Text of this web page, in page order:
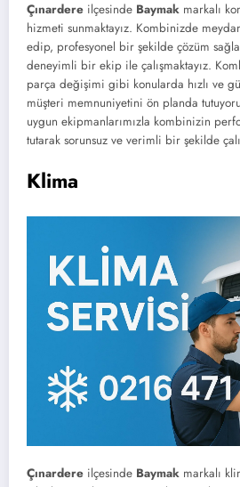
Çınardere ilçesinde Baymak markalı
hizmeti sunmaktayız. Kombinizde
edip, profesyonel bir şekilde çözüm
deneyimli bir ekip ile çalışmaktayız.
parça değişimi gibi konularda hızlı ve
müşteri memnuniyetini ön planda
uygun ekipmanlarımızla kombinizin
tutarak sorunsuz ve verimli bir şekilde
Klima
Çınardere ilçesinde Baymak markalı